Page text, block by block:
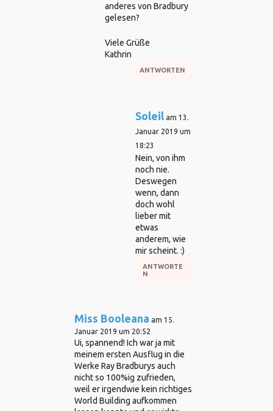
anderes von Bradbury
gelesen?
Viele Grüße
Kathrin
ANTWORTEN
Soleil am 13.
Januar 2019 um
18:23
Nein, von ihm
noch nie.
Deswegen
wenn, dann
doch wohl
lieber mit
etwas
anderem, wie
mir scheint. :)
ANTWORTE
N
Miss Booleana am 15.
Januar 2019 um 20:52
Ui, spannend! Ich war ja mit
meinem ersten Ausflug in die
Werke Ray Bradburys auch
nicht so 100%ig zufrieden,
weil er irgendwie kein richtiges
World Building aufkommen